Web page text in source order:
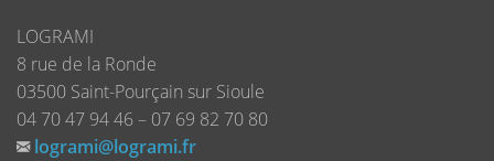
LOGRAMI
8 rue de la Ronde
03500 Saint-Pourçain sur Sioule
04 70 47 94 46 – 07 69 82 70 80
logrami@logrami.fr